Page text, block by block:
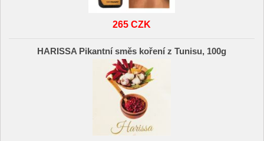
265 CZK
HARISSA Pikantní směs koření z Tunisu, 100g